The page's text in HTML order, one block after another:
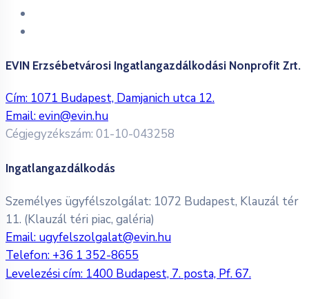
EVIN Erzsébetvárosi Ingatlangazdálkodási Nonprofit Zrt.
Cím: 1071 Budapest, Damjanich utca 12.
Email:evin@evin.hu
Cégjegyzékszám: 01-10-043258
Ingatlangazdálkodás
Személyes ügyfélszolgálat: 1072 Budapest, Klauzál tér
11. (Klauzál téri piac, galéria)
Email: ugyfelszolgalat@evin.hu
Telefon: +36 1 352-8655
Levelezési cím: 1400 Budapest, 7. posta, Pf. 67.